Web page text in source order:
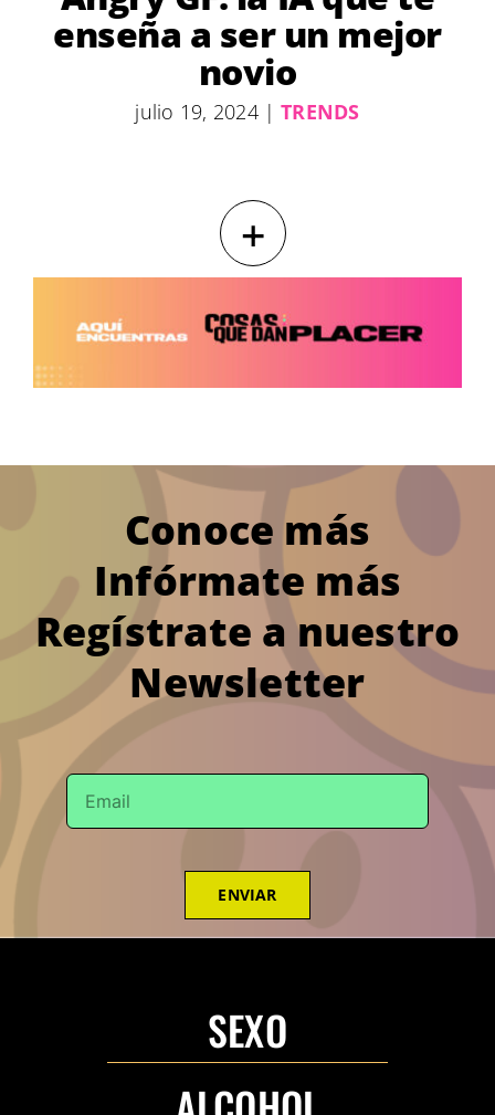
enseña a ser un mejor
novio
julio 19, 2024 | TRENDS
+
Conoce más
Infórmate más
Regístrate a nuestro
Newsletter
ENVIAR
SEXO